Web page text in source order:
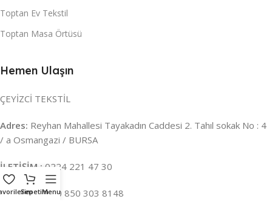
Toptan Ev Tekstil
Toptan Masa Örtüsü
Hemen Ulaşın
ÇEYİZCİ TEKSTİL
Adres: Reyhan Mahallesi Tayakadın Caddesi 2. Tahıl sokak No : 4
/ a Osmangazi / BURSA
İLETİŞİM : 0224 221 47 30
WHATSAPP :0 850 303 8148
SepetimMenu